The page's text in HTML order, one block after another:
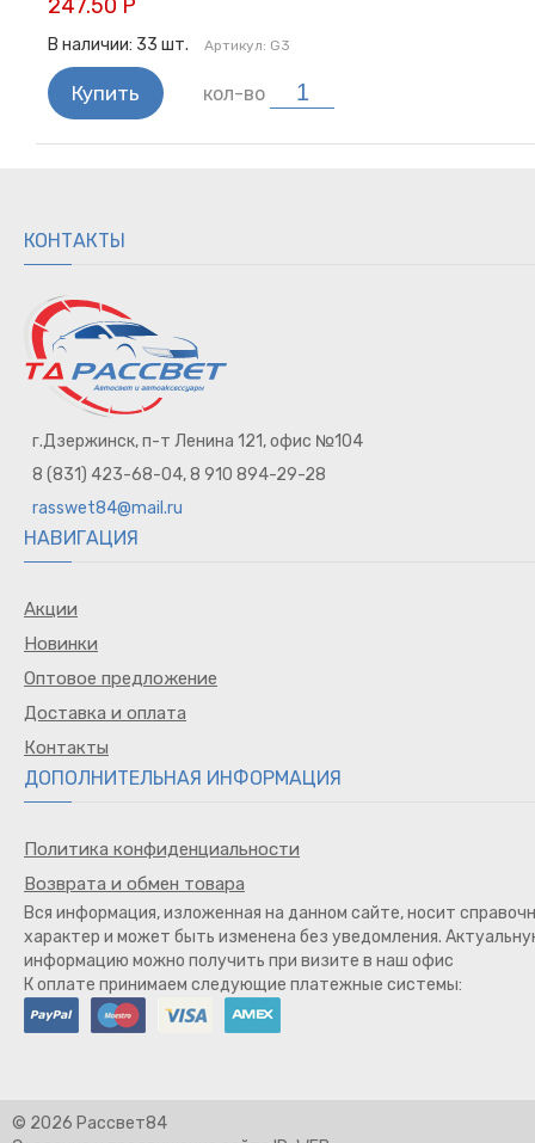
247.50 Р
В наличии: 33 шт. Артикул: G3
Купить кол-во
КОНТАКТЫ
г.Дзержинск, п-т Ленина 121, офис №104
8 (831) 423-68-04, 8 910 894-29-28
rasswet84@mail.ru
НАВИГАЦИЯ
Акции
Новинки
Оптовое предложение
Доставка и оплата
Контакты
ДОПОЛНИТЕЛЬНАЯ ИНФОРМАЦИЯ
Политика конфиденциальности
Возврата и обмен товара
Вся информация, изложенная на данном сайте, носит
характер и может быть изменена без уведомления.
информацию можно получить при визите в наш офис
К оплате принимаем следующие платежные системы:
© 2026 Рассвет84